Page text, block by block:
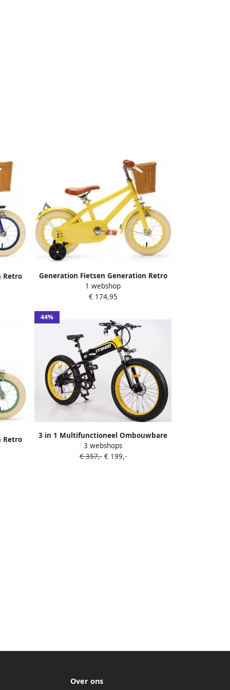
Retro
dje
Generation Fietsen Generation Retro
12 inch Geel – Kinderfiets met dje
1 webshop
€ 174,95
Retro
44%
3 in 1 Multifunctioneel Ombouwbare
Kinderdriewieler Kinder trike
Peuterfiets Kinder Fiets Verstelbaar
3 webshops
€ 357,-€ 199,-
Over ons